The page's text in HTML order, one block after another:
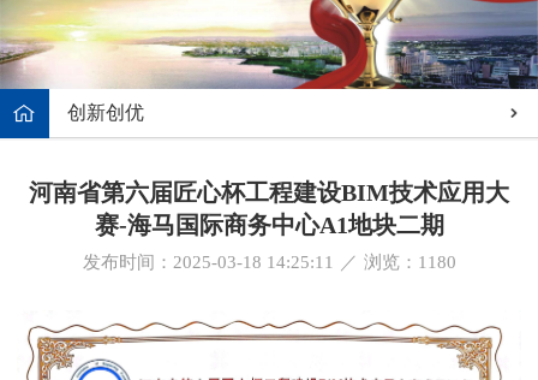
创新创优
河南省第六届匠心杯工程建设BIM技术应用大
赛-海马国际商务中心A1地块二期
发布时间：2025-03-18 14:25:11 ／ 浏览： 1180